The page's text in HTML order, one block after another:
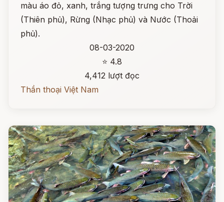
màu áo đỏ, xanh, trắng tượng trưng cho Trời
(Thiên phủ), Rừng (Nhạc phủ) và Nước (Thoải
phủ).
08-03-2020
⭐ 4.8
4,412 lượt đọc
Thần thoại Việt Nam